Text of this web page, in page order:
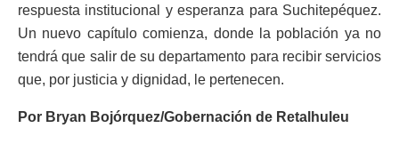
respuesta institucional y esperanza para Suchitepéquez.
Un nuevo capítulo comienza, donde la población ya no
tendrá que salir de su departamento para recibir servicios
que, por justicia y dignidad, le pertenecen.
Por Bryan Bojórquez/Gobernación de Retalhuleu